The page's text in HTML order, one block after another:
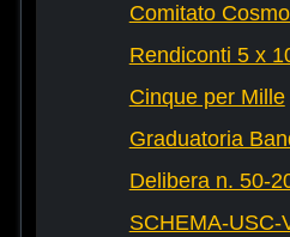
Comitato
Rendiconti 5 x
Cinque per Mille
Graduatoria
Delibera n. 50-
SCHEMA-USC-